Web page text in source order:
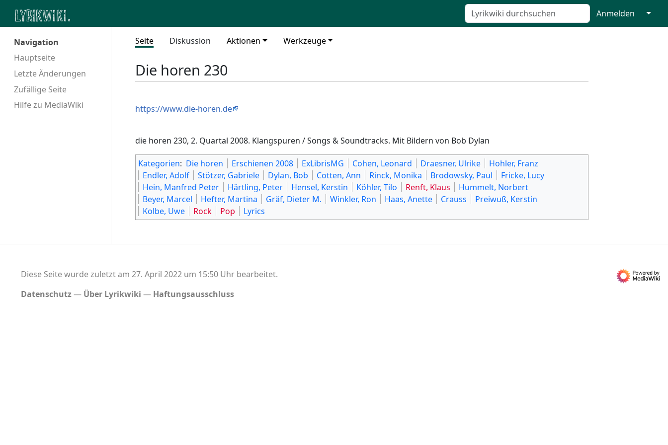
Anmelden ↓
Navigation
Hauptseite
Letzte Änderungen
Zufällige Seite
Hilfe zu MediaWiki
Seite Diskussion Aktionen Werkzeuge
Die horen 230
https://www.die-horen.de
die horen 230, 2. Quartal 2008. Klangspuren / Songs & Soundtracks. Mit Bildern von Bob Dylan
Kategorien: Die horen Erschienen 2008 ExLibrisMG Cohen, Leonard Draesner, Ulrike
Hohler, Franz
Endler, Adolf
Stötzer, Gabriele Dylan, Bob Cotten, Ann Rinck, Monika Brodowsky, Paul
Fricke, Lucy
Hein, Manfred Peter
Härtling, Peter Hensel, Kerstin Köhler, Tilo Renft, Klaus
Hummelt, Norbert
Beyer, Marcel
Hefter, Martina Gräf, Dieter M. Winkler, Ron Haas, Anette Crauss
Preiwuß, Kerstin
Kolbe, Uwe
Rock Pop Lyrics
Diese Seite wurde zuletzt am 27. April 2022 um 15:50 Uhr bearbeitet.
Datenschutz
Über Lyrikwiki Haftungsausschluss